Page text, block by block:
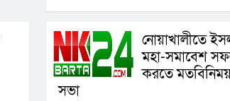
নোয়াখালীতে
মহা-সমাবেশ
করতে
সভা